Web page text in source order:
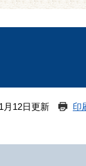
月12日更新 印